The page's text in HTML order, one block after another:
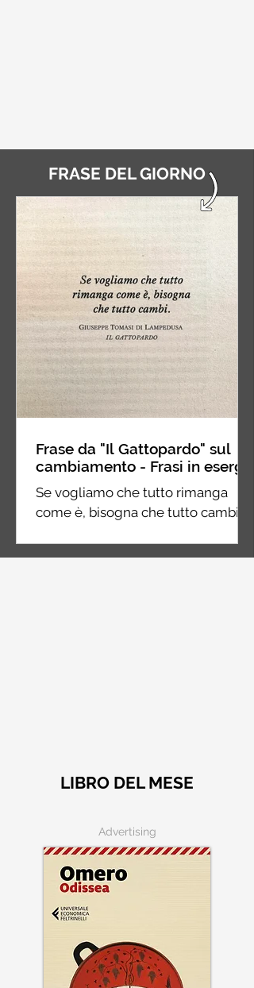
FRASE DEL GIORNO
Frase da "Il Gattopardo" sul
cambiamento - Frasi in esergo
Se vogliamo che tutto rimanga
come è, bisogna che tutto cambi.
LIBRO DEL MESE
Advertising